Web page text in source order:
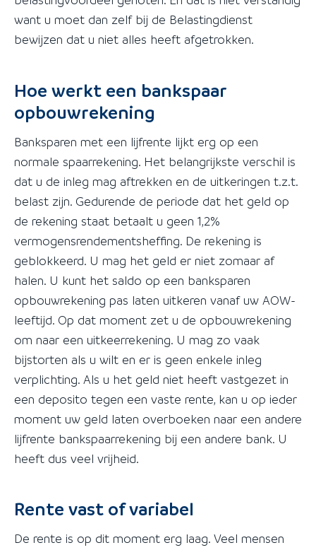
want u moet dan zelf bij de Belastingdienst
bewijzen dat u niet alles heeft afgetrokken.
Hoe werkt een bankspaar
opbouwrekening
Banksparen met een lijfrente lijkt erg op een
normale spaarrekening. Het belangrijkste verschil is
dat u de inleg mag aftrekken en de uitkeringen t.z.t.
belast zijn. Gedurende de periode dat het geld op
de rekening staat betaalt u geen 1,2%
vermogensrendementsheffing. De rekening is
geblokkeerd. U mag het geld er niet zomaar af
halen. U kunt het saldo op een banksparen
opbouwrekening pas laten uitkeren vanaf uw AOW-
leeftijd. Op dat moment zet u de opbouwrekening
om naar een uitkeerrekening. U mag zo vaak
bijstorten als u wilt en er is geen enkele inleg
verplichting. Als u het geld niet heeft vastgezet in
een deposito tegen een vaste rente, kan u op ieder
moment uw geld laten overboeken naar een andere
lijfrente bankspaarrekening bij een andere bank. U
heeft dus veel vrijheid.
Rente vast of variabel
De rente is op dit moment erg laag. Veel mensen